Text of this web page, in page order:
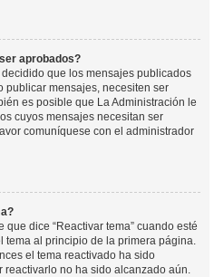
aprobados?
que los mensajes publicados
publicar mensajes, necesiten ser
es posible que La Administración le
cuyos mensajes necesitan ser
comuníquese con el administrador
dice “Reactivar tema” cuando esté
tema al principio de la primera página.
el tema reactivado ha sido
no ha sido alcanzado aún.